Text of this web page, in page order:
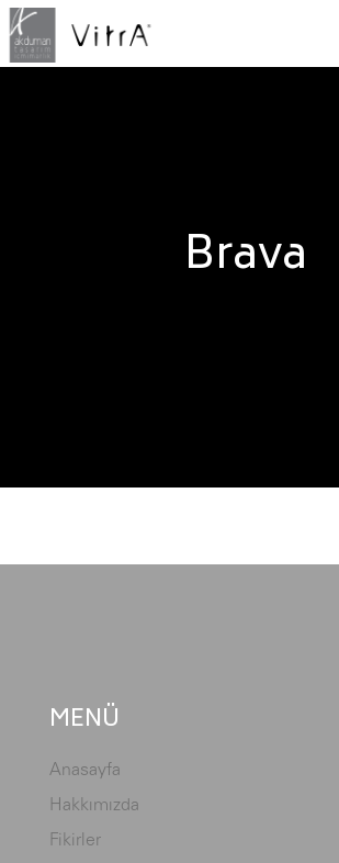
Brava
MENÜ
Anasayfa
Hakkımızda
Fikirler